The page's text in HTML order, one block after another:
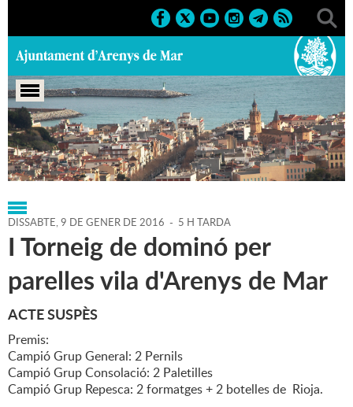
Portada > Regidories > Esports > Agenda > 09-01-2016
DISSABTE,9 DE GENER DE 2016 - 5 H TARDA
I Torneig de dominó per
parelles vila d'Arenys de Mar
ACTE SUSPÈS
Premis:
Campió Grup General: 2 Pernils
Campió Grup Consolació: 2 Paletilles
Campió Grup Repesca: 2 formatges + 2 botelles de Rioja.